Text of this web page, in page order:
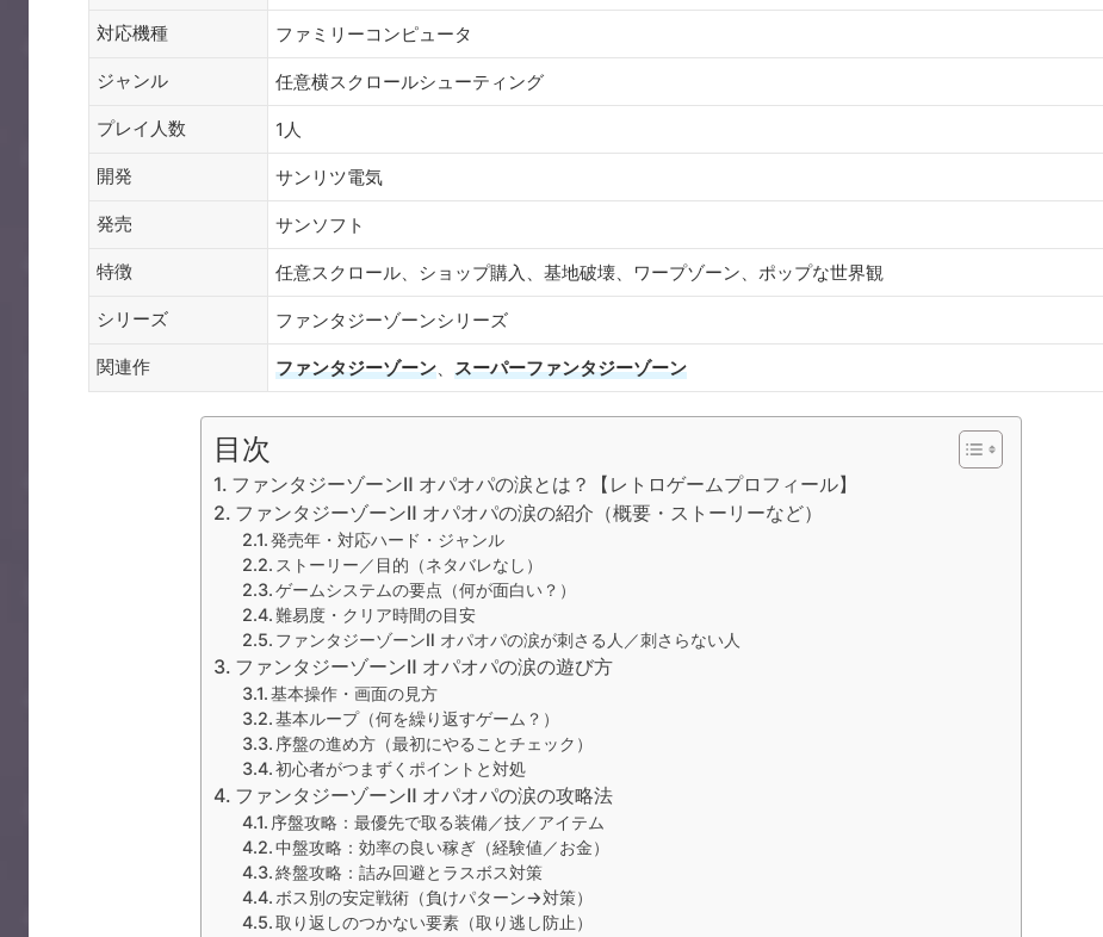
対応機種 ファミリーコンピュータ
ジャンル 任意横スクロールシューティング
プレイ人数 1人
開発 サンリツ電気
発売 サンソフト
特徴 任意スクロール、ショップ購入、基地破壊、ワープゾーン、ポップな世界観
シリーズ ファンタジーゾーンシリーズ
関連作 ファンタジーゾーン、 スーパーファンタジーゾーン
目次
ファンタジーゾーンⅡ オパオパの涙とは？【レトロゲームプロフィール】
ファンタジーゾーンⅡ オパオパの涙の紹介（概要・ストーリーなど）
発売年・対応ハード・ジャンル
ストーリー／目的（ネタバレなし）
ゲームシステムの要点（何が面白い？）
難易度・クリア時間の目安
ファンタジーゾーンⅡ オパオパの涙が刺さる人／刺さらない人
ファンタジーゾーンⅡ オパオパの涙の遊び方
基本操作・画面の見方
基本ループ（何を繰り返すゲーム？）
序盤の進め方（最初にやることチェック）
初心者がつまずくポイントと対処
ファンタジーゾーンⅡ オパオパの涙の攻略法
序盤攻略：最優先で取る装備／技／アイテム
中盤攻略：効率の良い稼ぎ（経験値／お金）
終盤攻略：詰み回避とラスボス対策
ボス別の安定戦術（負けパターン→対策）
取り返しのつかない要素（取り逃し防止）